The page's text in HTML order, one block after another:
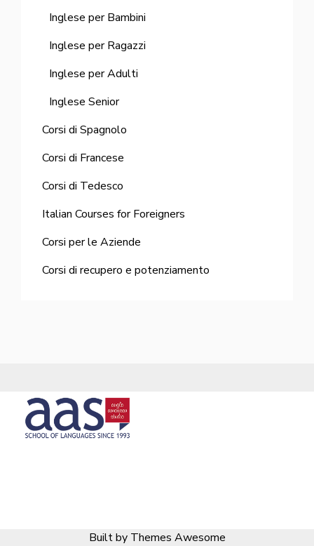
Inglese per Bambini
Inglese per Ragazzi
Inglese per Adulti
Inglese Senior
Corsi di Spagnolo
Corsi di Francese
Corsi di Tedesco
Italian Courses for Foreigners
Corsi per le Aziende
Corsi di recupero e potenziamento
Built by Themes Awesome